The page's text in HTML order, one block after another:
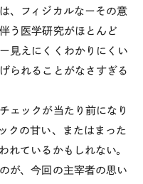
、フィジカルなーその意
う医学研究がほとんど
見えにくくわかりにくい
られることがなさすぎる
ェックが当たり前になり
クの甘い、またはまった
れているかもしれない。
が、今回の主宰者の思い